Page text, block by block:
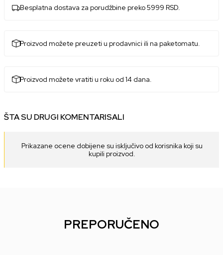
Besplatna dostava za porudžbine preko 5999 RSD.
Proizvod možete preuzeti u prodavnici ili na paketomatu.
Proizvod možete vratiti u roku od 14 dana.
ŠTA SU DRUGI KOMENTARISALI
Prikazane ocene dobijene su isključivo od korisnika koji su
kupili proizvod.
PREPORUČENO